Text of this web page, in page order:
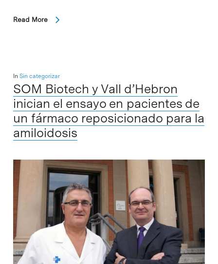
Read More
In Sin categorizar
SOM Biotech y Vall d’Hebron
inician el ensayo en pacientes de
un fármaco reposicionado para la
amiloidosis